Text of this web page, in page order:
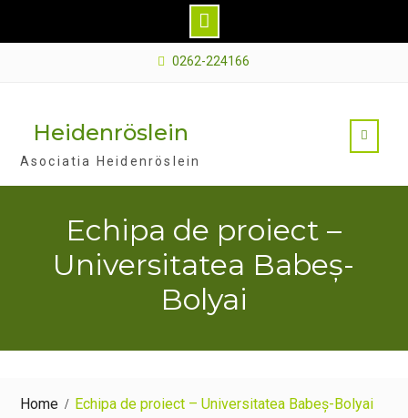
0262-224166
Heidenröslein
Asociatia Heidenröslein
Echipa de proiect –
Universitatea Babeș-
Bolyai
Home Echipa de proiect – Universitatea Babeș-Bolyai